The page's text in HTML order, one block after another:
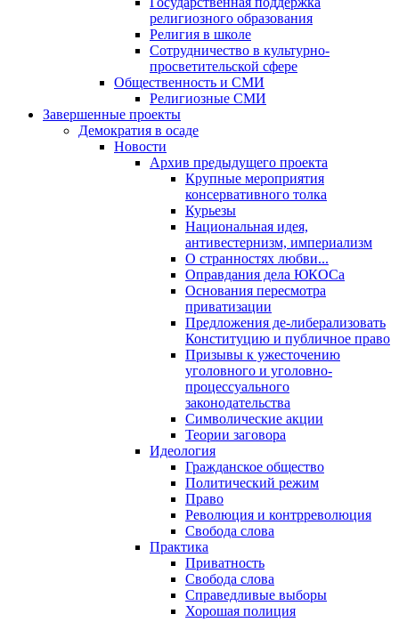
религиозного образования
Религия в школе
Сотрудничество в культурно-
просветительской сфере
Общественность и СМИ
Религиозные СМИ
Завершенные проекты
Демократия в осаде
Новости
Архив предыдущего проекта
Крупные мероприятия
консервативного толка
Курьезы
Национальная идея,
антивестернизм, империализм
О странностях любви...
Оправдания дела ЮКОСа
Основания пересмотра
приватизации
Предложения де-либерализовать
Конституцию и публичное право
Призывы к ужесточению
уголовного и уголовно-
процессуального
законодательства
Символические акции
Теории заговора
Идеология
Гражданское общество
Политический режим
Право
Революция и контрреволюция
Свобода слова
Практика
Приватность
Свобода слова
Справедливые выборы
Хорошая полиция